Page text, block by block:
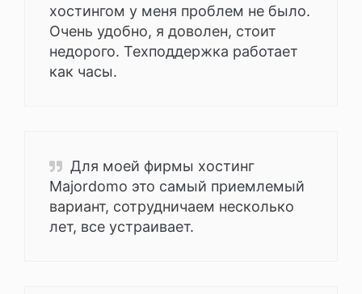
хостингом у меня проблем не было.
Очень удобно, я доволен, стоит
недорого. Техподдержка работает
как часы.
Для моей фирмы хостинг
Majordomo это самый приемлемый
вариант, сотрудничаем несколько
лет, все устраивает.